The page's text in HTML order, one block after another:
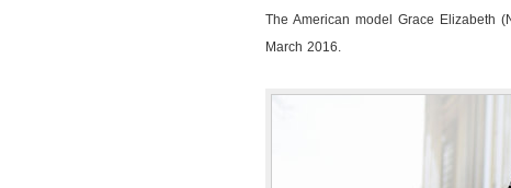
The American model Grace Elizabeth
March 2016.